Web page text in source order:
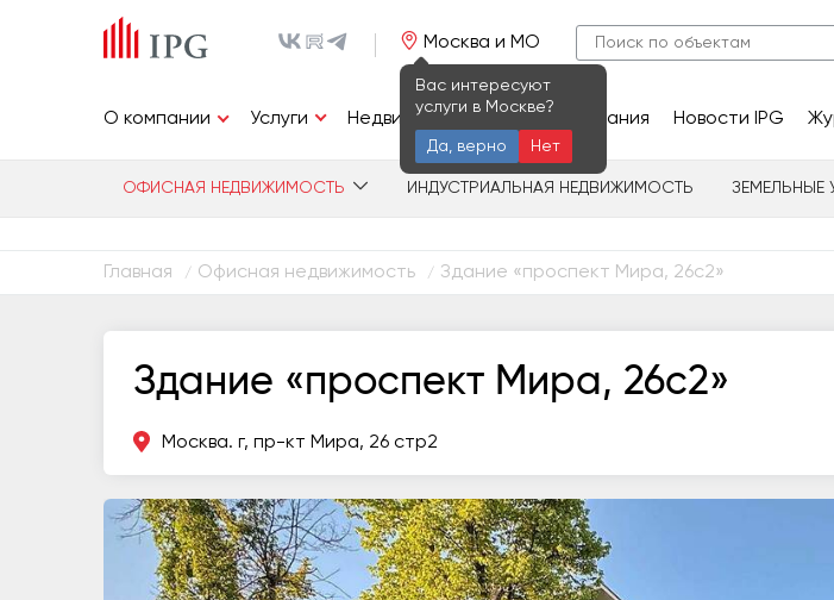
Москва и МО
Вас интересуют
услуги в Москве?
Да, верно Нет
О компании Услуги Недвижимость Исследования Новости IPG
ОФИСНАЯ НЕДВИЖИМОСТЬ ИНДУСТРИАЛЬНАЯ НЕДВИЖИМОСТЬ ЗЕМЕЛЬНЫЕ
Главная / Офисная недвижимость / Здание «проспект Мира, 26с2»
Здание «проспект Мира, 26с2»
Москва. г, пр-кт Мира, 26 стр2